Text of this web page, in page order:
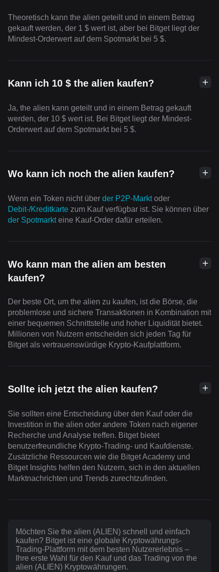
Theoretisch kann the alien geteilt und in einem Betrag
gekauft werden, der 1 $ wert ist, aber bei Bitget liegt der
Mindest-Orderwert auf dem Spotmarkt bei 5 $.
Kann ich 10 $ the alien kaufen?
Ja, the alien kann geteilt und in einem Betrag gekauft
werden, der 10 $ wert ist. Bei Bitget liegt der Mindest-
Orderwert auf dem Spotmarkt bei 5 $.
Wo kann ich noch the alien kaufen?
Wenn ein Token nicht über der P2P-Marktoder
Debit-/Kreditkarte zum Kauf verfügbar ist. Sie können über
der Spotmarkteine Kauf-Order dafür erteilen.
Wo kann man the alien am besten
kaufen?
Der beste Ort, um the alien zu kaufen, ist die Börse, die
problemlose und sichere Transaktionen in Kombination mit
einer bequemen Schnittstelle und hoher Liquidität bietet.
Millionen von Nutzern entscheiden sich jeden Tag für
Bitget als vertrauenswürdige Krypto-Kaufplattform.
Sollte ich jetzt the alien kaufen?
Sie sollten eine Entscheidung über den Kauf oder die
Investition in the alien oder andere Token nach eigener
Recherche und Analyse treffen. Bitget bietet
benutzerfreundliche Krypto-Trading- und Kaufdienste.
Zusätzliche Ressourcen wie die Bitget Academy und
Bitget Insights helfen den Nutzern, sich in den aktuellen
Marktnachrichten und Trends zurechtzufinden.
Möchten Sie the alien (ALIEN) schnell und einfach
kaufen? Bitget ist eine globale Kryptowährungs-
Trading-Plattform mit dem besten Nutzererlebnis –
Ihre erste Wahl für den Kauf und das Trading von the
alien (ALIEN) Kryptowährungen.